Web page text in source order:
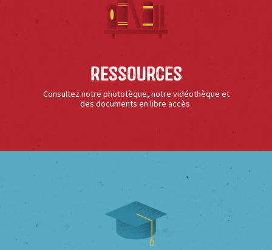
Ressources
Consultez notre phototèque, notre vidéothèque et
des documents en libre accès.